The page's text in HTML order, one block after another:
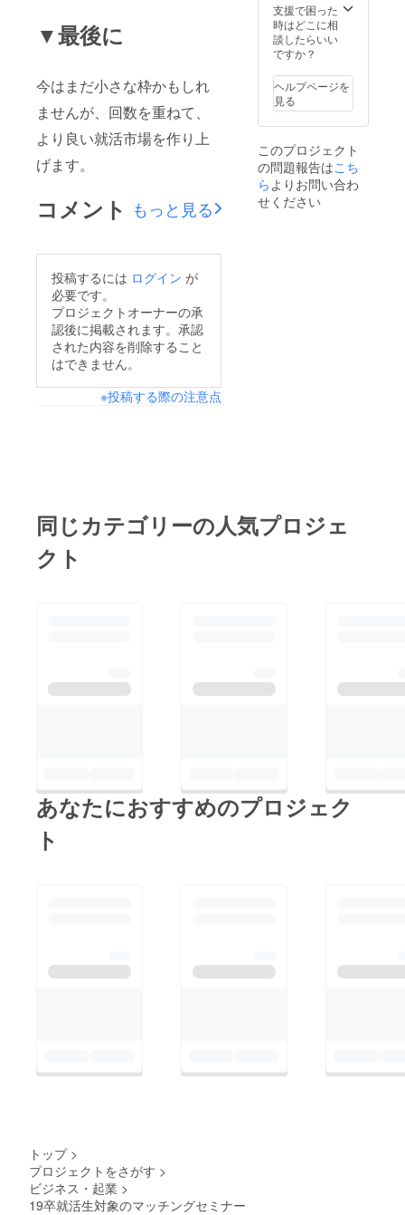
▼最後に
今はまだ小さな枠かもしれ
ませんが、回数を重ねて、
より良い就活市場を作り上
げます。
コメント もっと見る
投稿するには ログイン が
必要です。
プロジェクトオーナーの承
認後に掲載されます。承認
された内容を削除すること
はできません。
※投稿する際の注意点
支援で困った
時はどこに相
談したらいい
ですか？
ヘルプページを
見る
このプロジェクト
の問題報告はこち
ら よりお問い合わ
せください
同じカテゴリーの人気プロジェ
クト
あなたにおすすめのプロジェク
ト
トップ >
プロジェクトをさがす >
ビジネス・起業 >
19卒就活生対象のマッチングセミナー